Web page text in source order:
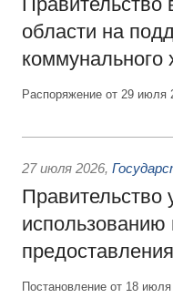
области на
коммунального
Распоряжение от 29 июля
27 июля 2026,
Правительство
Постановление от 18